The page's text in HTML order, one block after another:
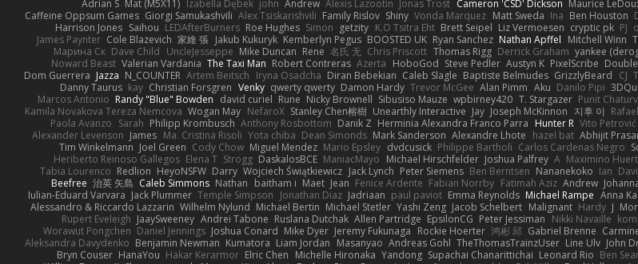
Adrian S Mat (M5X11) Izabella Dębek john Andrew Alexis Lazootin Jonas Trost Cameron 'CSD' Dickson Maurice
Caffeine Oppsum Games Giorgi Samukashvili Alex Tsiskarishvili Family Rislov Shiny Vonda Marquez Matt Sweda Ina Ben Houston
Harrison Jones Saihou LEDAfterBurners Roe Hughes Simon getzity K.O Tsitra Eht Brett Seipel Liz Vermoesen cryptic pk PJ
James Paynter Cole Blazevich 家維 張 Jakub Kukuryk Kemberlyn Pegus BOOSTED UK Ryan Sanchez Nathan Apffel Mitchell Winn
Марина Ск Dave Child UncleJesseppe Mike Duncan Rene 名氏 无 Chris Priscott Thomas Rigg Derrick Graham yankee
Noward Beast Valerian Vardania The Taxi Man Robert Contreras Azerta HoboGod Steve Pedler Austyn K PixelScribe
Dom Guerrera Jazza N_COUNTER Artem Beitsch Iryna Osadcha Diran Bebekian Caleb Slagle Baptiste Belmudes GrizzlyBeard CJ
Danny Taurus kay Christian Forsgren Venky qwerty qwerty Damon Hardy Trevor McGee Alan Pimm Aku Danilo Pipi
Marcos Antonio Randy "Blue" Bowden david curiel Rune Nicky Brownell Sibusiso Mauze wpbirney420 T. Stargazer Punit
Kamila Novakova Tereza Nemcova Wogan May NefaroX Stanley Chen榕樹 Unearthly Interactive Jay Joseph McKinnon 지후 이
Paola Avanzo Sarah Philipp Krombusch Anthony Rosbottom Danik Z Herminia Alexandra Franco Parra Hunter R Vito Petrović
Alexander Levenson James Ma. Cristina Risoli Yota chiba Dean Simonds Mark Sanderson Alexandre Lhote hazel bat Abhijit
Tim Winkelmann Joel Green Cody Chow Miguel Mendez Mario Epsley dvdcusick Philippe Bartholi Carlos Cardenas Negro
Heriberto Reinoso Gallegos Elena T Strogg DaskalosBCE ManiacMayo Michael Hirschfelder Joshua Palfrey A Maximino
Tabia Lourenco Redlion HeyoNSFW Darry Wojciech Świątkiewicz Jack Lynch Peter Siemens Ben Berntsen Nananekoko Ian
Beefree 治英 矢島 Caleb Simmons Nathan baitham i Maet Jean Fenice Ardente Fabian Norrby Fatimah Aziz Andrew
Iulian-Eduard Varvara Jack Plummer Temple Simpson Jonathan Diaz Jadriaan paul paviot Emma Reynolds Michael Rampe Anna
Alessandro & Riccardo Lazzarin Wilhelm Nylund Michael Bertin Michael Stetler Yashi Zeng Jacob Schelbert Malignant Hardy J
Rupert Eveleigh JaaySweeney Andrei Tabone Ruslana Dutchak Allen Partridge EpsilonCG Peter Jessiman Nikki Navaille
Worawut Pongchen Daniel Jennings Joshua Conard Mike Dyer Jeremy Fukunaga Rockie Hoerter 鸿彬 邱 Gabriel Brenne
Aleksandra Davydenko Benjamin Newman Kumatora Liam Jordan Masanyao Andreas Gohl TheThomasTrainzUser Line Ulv John
Bryn Couser HanaYou Hakar Kerarmor Elric Chen Michelle Hironaka Yandong Supachai Chanarittichai Leonard Rio Ben